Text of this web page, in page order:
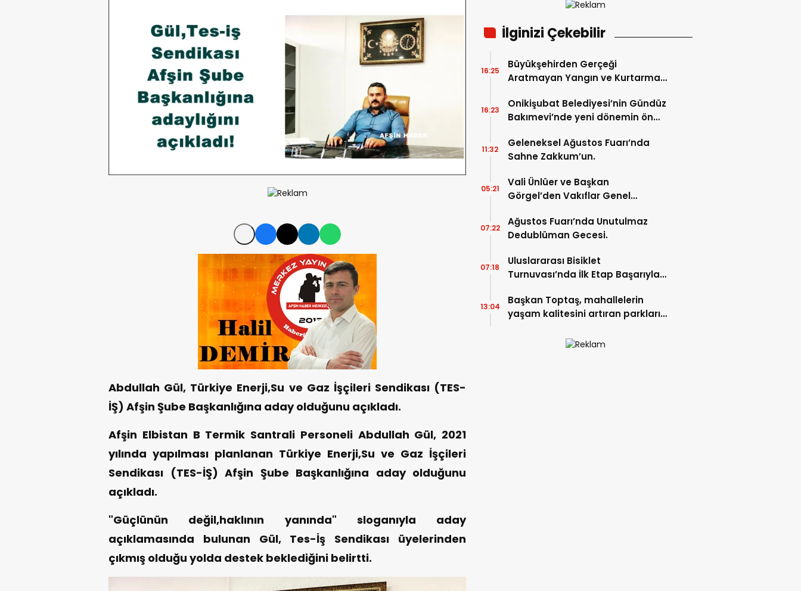
Abdullah Gül, Türkiye Enerji,Su ve Gaz İşçileri Sendikası (TES-
İŞ) Afşin Şube Başkanlığına aday olduğunu açıkladı.
Afşin Elbistan B Termik Santrali Personeli Abdullah Gül, 2021
yılında yapılması planlanan Türkiye Enerji,Su ve Gaz İşçileri
Sendikası (TES-İŞ) Afşin Şube Başkanlığına aday olduğunu
açıkladı.
"Güçlünün değil,haklının yanında" sloganıyla aday
açıklamasında bulunan Gül, Tes-İş Sendikası üyelerinden
çıkmış olduğu yolda destek beklediğini belirtti.
İlginizi Çekebilir
Büyükşehirden Gerçeği
Aratmayan Yangın ve Kurtarma
16:25
Onikişubat Belediyesi’nin Gündüz
Bakımevi’nde yeni dönemin ön
16:23
Geleneksel Ağustos Fuarı’nda
Sahne Zakkum’un.
11:32
Vali Ünlüer ve Başkan
Görgel’den Vakıflar Genel
05:21
Ağustos Fuarı’nda Unutulmaz
Dedublüman Gecesi.
07:22
Uluslararası Bisiklet
Turnuvası’nda İlk Etap Başarıyla
07:18
Başkan Toptaş, mahallelerin
yaşam kalitesini artıran parkları
13:04